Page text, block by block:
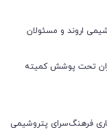
اروند و مسئولان
دانش‌آموزان تحت پوشش کمیته
فرهنگ‌سرای پتروشیمی